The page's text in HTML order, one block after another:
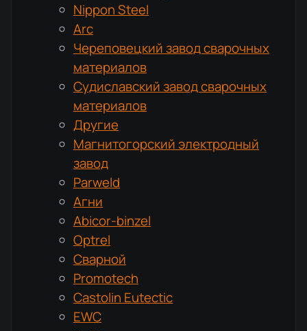
Nippon Steel
Arc
Череповецкий завод сварочных
материалов
Судиславский завод сварочных
материалов
Другие
Магнитогорский электродный
завод
Parweld
Агни
Abicor-binzel
Optrel
Сварной
Promotech
Castolin Eutectic
EWC